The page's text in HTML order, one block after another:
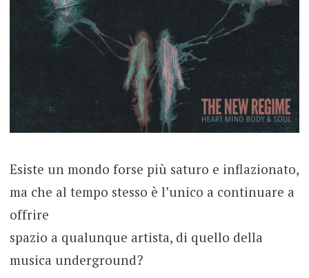
Esiste un mondo forse più saturo e inflazionato,
ma che al tempo stesso è l’unico a continuare a
offrire
spazio a qualunque artista, di quello della
musica underground?